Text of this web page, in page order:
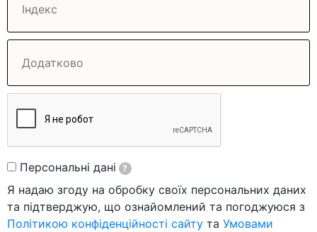
Персональні дані ?
Я надаю згоду на обробку своїх персональних даних
та підтверджую, що ознайомлений та погоджуюся з
Політикою конфіденційності сайту та Умовами